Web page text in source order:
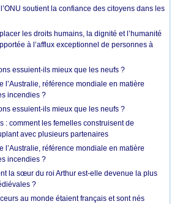
soutient la confiance des citoyens dans les
les droits humains, la dignité et l’humanité
à l’afflux exceptionnel de personnes à
essuient-ils mieux que les neufs ?
l’Australie, référence mondiale en matière
incendies ?
essuient-ils mieux que les neufs ?
: comment les femelles construisent de
avec plusieurs partenaires
l’Australie, référence mondiale en matière
incendies ?
la sœur du roi Arthur est-elle devenue la plus
?
au monde étaient français et sont nés